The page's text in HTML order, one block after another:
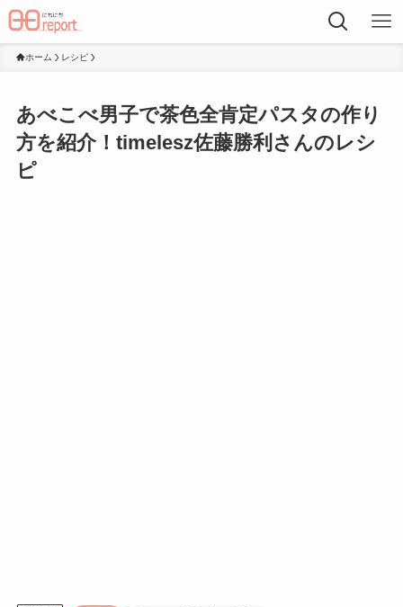
ホーム レシピ
あべこべ男子で茶色全肯定パスタの作り
方を紹介！timelesz佐藤勝利さんのレシ
ピ